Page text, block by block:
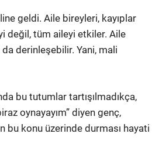
geldi. Aile bireyleri, kayıplar
değil, tüm aileyi etkiler. Aile
derinleşebilir. Yani, mali
bu tutumlar tartışılmadıkça,
oynayayım” diyen genç,
bu konu üzerinde durması hayati